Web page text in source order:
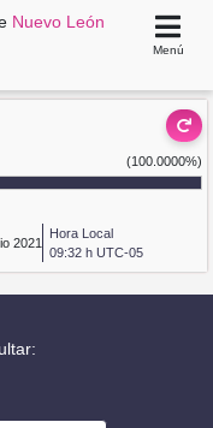
Nuevo León
Menú
(100.0000%)
2021
Hora Local
09:32 h UTC-05